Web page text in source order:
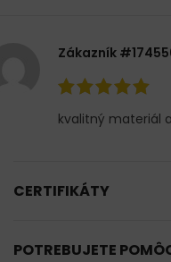
Zákazník
kvalitný materiál
CERTIFIKÁTY
POTREBUJETE